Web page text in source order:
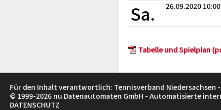
Sa. 26.09.2020 10:00
Tabelle und Spielplan
Für den Inhalt verantwortlich: Tennisverband Niedersachsen -
© 1999-2026 nu Datenautomaten GmbH - Automatisierte
DATENSCHUTZ